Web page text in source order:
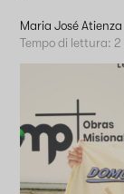
Maria José Atienza
Tempo di lettura: 2